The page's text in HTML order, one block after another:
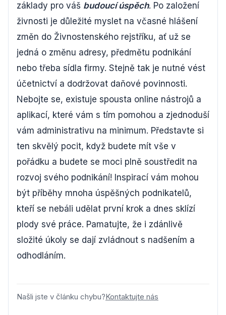
základy pro váš budoucí úspěch. Po založení
živnosti je důležité myslet na včasné hlášení
změn do Živnostenského rejstříku, ať už se
jedná o změnu adresy, předmětu podnikání
nebo třeba sídla firmy. Stejně tak je nutné vést
účetnictví a dodržovat daňové povinnosti.
Nebojte se, existuje spousta online nástrojů a
aplikací, které vám s tím pomohou a zjednoduší
vám administrativu na minimum. Představte si
ten skvělý pocit, když budete mít vše v
pořádku a budete se moci plně soustředit na
rozvoj svého podnikání! Inspirací vám mohou
být příběhy mnoha úspěšných podnikatelů,
kteří se nebáli udělat první krok a dnes sklízí
plody své práce. Pamatujte, že i zdánlivě
složité úkoly se dají zvládnout s nadšením a
odhodláním.
Našli jste v článku chybu?Kontaktujte nás